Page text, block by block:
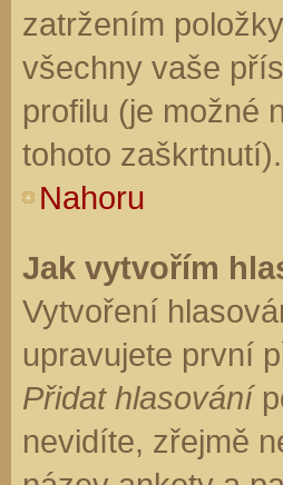
zatržením položky
všechny vaše
profilu (je možné
tohoto zaškrtnutí).
Nahoru
Jak vytvořím
Vytvoření
upravujete první
Přidat hlasování
nevidíte, zřejmě